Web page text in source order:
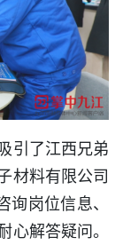
引了江西兄弟
材料有限公司
岗位信息、
解答疑问。